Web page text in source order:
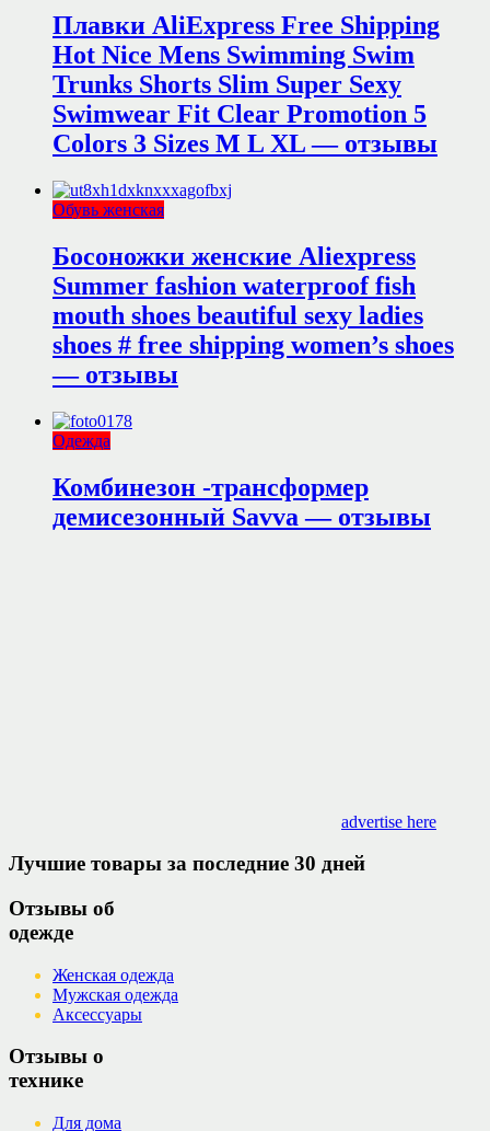
Плавки AliExpress Free Shipping
Hot Nice Mens Swimming Swim
Trunks Shorts Slim Super Sexy
Swimwear Fit Clear Promotion 5
Colors 3 Sizes M L XL — отзывы
Обувь женская
Босоножки женские Aliexpress
Summer fashion waterproof fish
mouth shoes beautiful sexy ladies
shoes # free shipping women’s shoes
— отзывы
Одежда
Комбинезон -трансформер
демисезонный Savva — отзывы
advertise here
Лучшие товары за последние 30 дней
Отзывы об
одежде
Женская одежда
Мужская одежда
Аксессуары
Отзывы о
технике
Для дома